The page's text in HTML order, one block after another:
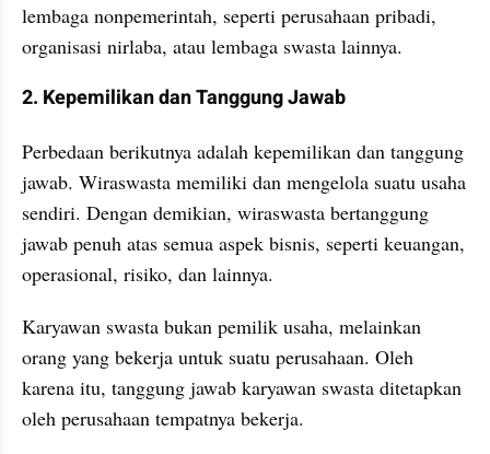
lembaga nonpemerintah, seperti perusahaan pribadi,
organisasi nirlaba, atau lembaga swasta lainnya.
2. Kepemilikan dan Tanggung Jawab
Perbedaan berikutnya adalah kepemilikan dan tanggung
jawab. Wiraswasta memiliki dan mengelola suatu usaha
sendiri. Dengan demikian, wiraswasta bertanggung
jawab penuh atas semua aspek bisnis, seperti keuangan,
operasional, risiko, dan lainnya.
Karyawan swasta bukan pemilik usaha, melainkan
orang yang bekerja untuk suatu perusahaan. Oleh
karena itu, tanggung jawab karyawan swasta ditetapkan
oleh perusahaan tempatnya bekerja.